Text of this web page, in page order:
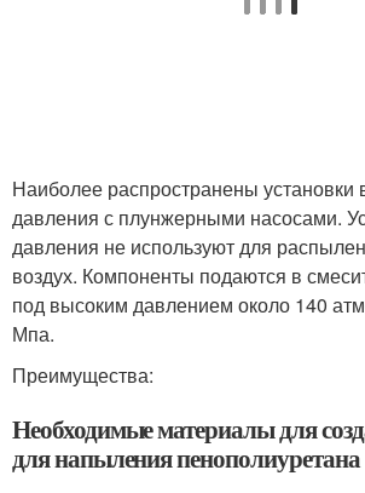
Наиболее распространены установки
давления с плунжерными насосами.
давления не используют для
воздух. Компоненты подаются в
под высоким давлением около 140
Мпа.
Преимущества:
Необходимые материалы для
для напыления пенополиуретана